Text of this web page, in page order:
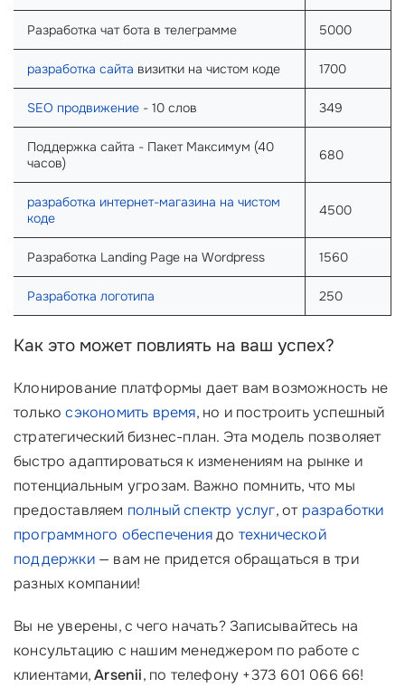
Разработка чат бота в телеграмме 5000
разработка сайта визитки на чистом коде 1700
SEO продвижение - 10 слов 349
Поддержка сайта - Пакет Максимум (40
часов)
680
разработка интернет-магазина на чистом
коде
4500
Разработка Landing Page на Wordpress 1560
Разработка логотипа 250
Как это может повлиять на ваш успех?
Клонирование платформы дает вам возможность не
толькосэкономить время, но и построить успешный
стратегический бизнес-план. Эта модель позволяет
быстро адаптироваться к изменениям на рынке и
потенциальным угрозам. Важно помнить, что мы
предоставляем полный спектр услуг, от разработки
программного обеспечениядо технической
поддержки— вам не придется обращаться в три
разных компании!
Вы не уверены, с чего начать? Записывайтесь на
консультацию с нашим менеджером по работе с
клиентами,Arsenii, по телефону +373 601 066 66!